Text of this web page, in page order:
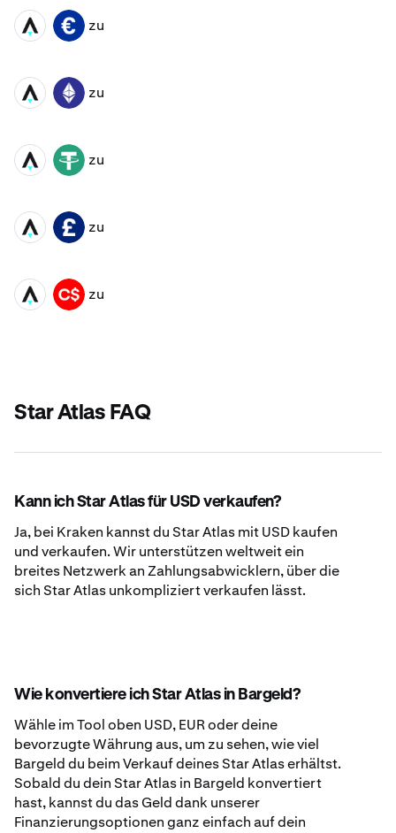
ATLAS EUR zu
ATLAS ETH zu
ATLAS USDT zu
ATLAS GBP zu
ATLAS CAD zu
Star Atlas FAQ
Kann ich Star Atlas für USD verkaufen?
Ja, bei Kraken kannst du Star Atlas mit USD kaufen
und verkaufen. Wir unterstützen weltweit ein
breites Netzwerk an Zahlungsabwicklern, über die
sich Star Atlas unkompliziert verkaufen lässt.
Wie konvertiere ich Star Atlas in Bargeld?
Wähle im Tool oben USD, EUR oder deine
bevorzugte Währung aus, um zu sehen, wie viel
Bargeld du beim Verkauf deines Star Atlas erhältst.
Sobald du dein Star Atlas in Bargeld konvertiert
hast, kannst du das Geld dank unserer
Finanzierungsoptionen ganz einfach auf dein